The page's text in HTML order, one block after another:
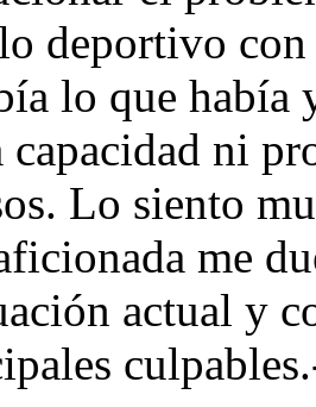
deportivo
lo que había
ni
Lo siento
me
actual y